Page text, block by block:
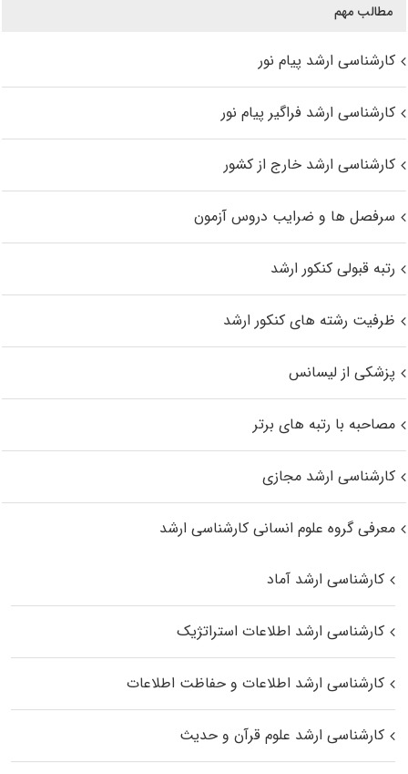
مطالب مهم
کارشناسی ارشد پیام نور
کارشناسی ارشد فراگیر پیام نور
کارشناسی ارشد خارج از کشور
سرفصل ها و ضرایب دروس آزمون
رتبه قبولی کنکور ارشد
ظرفیت رشته های کنکور ارشد
پزشکی از لیسانس
مصاحبه با رتبه های برتر
کارشناسی ارشد مجازی
معرفی گروه علوم انسانی کارشناسی ارشد
کارشناسی ارشد آماد
کارشناسی ارشد اطلاعات استراتژیک
کارشناسی ارشد اطلاعات و حفاظت اطلاعات
کارشناسی ارشد علوم قرآن و حدیث